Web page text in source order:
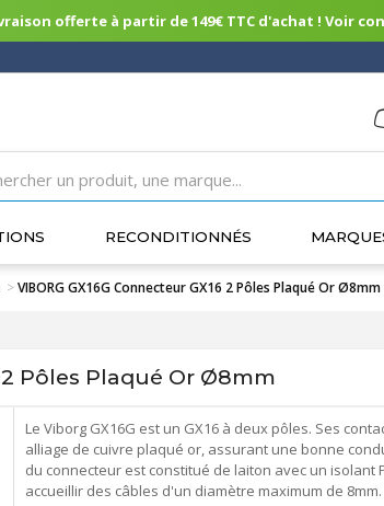
offerte à partir de 149€ TTC d'achat ! Voir
RECONDITIONNÉS
>VIBORG GX16G Connecteur GX16 2 Pôles Plaqué Or Ø8mm
2 Pôles Plaqué Or Ø8mm
Le Viborg GX16G est un GX16 à deux pôles. Ses
alliage de cuivre plaqué or, assurant une bonne
du connecteur est constitué de laiton avec un isolant
accueillir des câbles d'un diamètre maximum de 8mm.